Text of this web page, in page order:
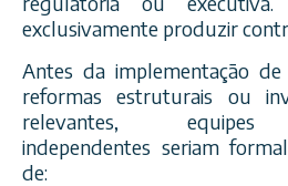
exclusivamente produzir
Antes da implementação
reformas estruturais ou
relevantes, equipes
independentes seriam
de: